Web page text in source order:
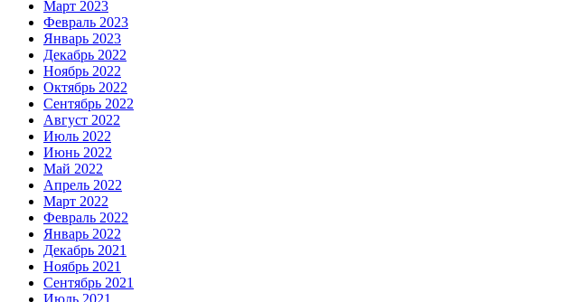
Март 2023
Февраль 2023
Январь 2023
Декабрь 2022
Ноябрь 2022
Октябрь 2022
Сентябрь 2022
Август 2022
Июль 2022
Июнь 2022
Май 2022
Апрель 2022
Март 2022
Февраль 2022
Январь 2022
Декабрь 2021
Ноябрь 2021
Сентябрь 2021
Июль 2021